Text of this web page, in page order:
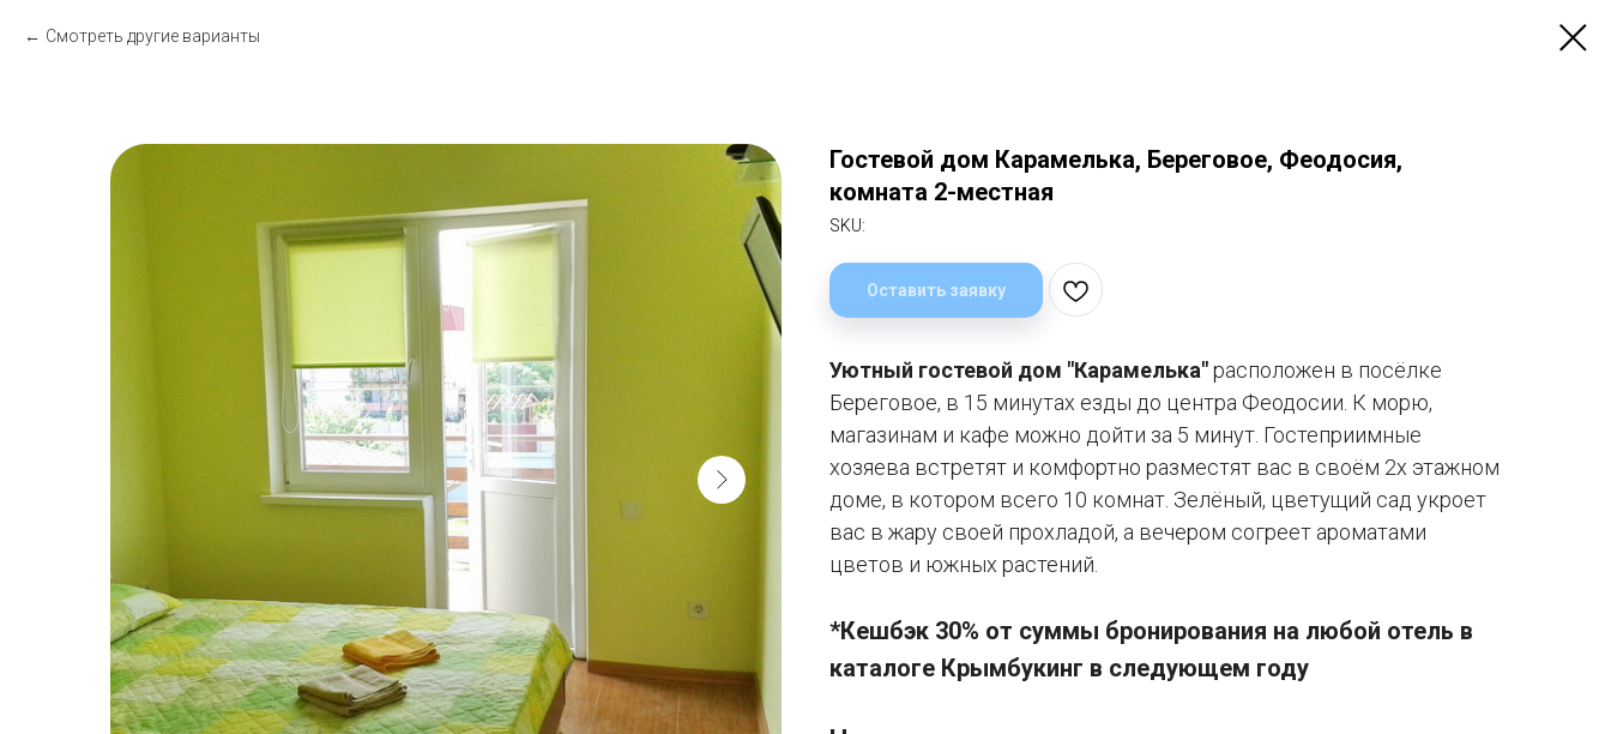
Смотреть другие варианты
Гостевой дом Карамелька, Береговое, Феодосия,
комната 2-местная
SKU:
Оставить заявку
Уютный гостевой дом "Карамелька"расположен в посёлке
Береговое, в 15 минутах езды до центра Феодосии. К морю,
магазинам и кафе можно дойти за 5 минут. Гостеприимные
хозяева встретят и комфортно разместят вас в своём 2х этажном
доме, в котором всего 10 комнат. Зелёный, цветущий сад укроет
вас в жару своей прохладой, а вечером согреет ароматами
цветов и южных растений.
*Кешбэк 30% от суммы бронирования на любой отель в
каталоге Крымбукинг в следующем году